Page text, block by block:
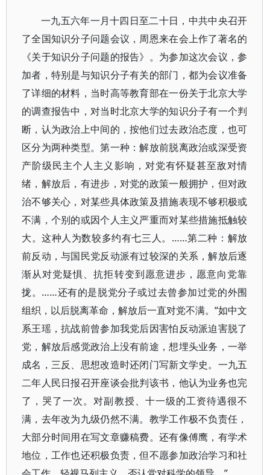
一九五六年一月十四日至二十日，中共中央召开
了全国知识分子问题会议，周恩来在会上作了著名的
《关于知识分子问题的报告》。为参加这次会议，参
加者，特别是与知识分子有关的部门，都为会议准备
了详细的材料，当时高等教育部在一份关于北京大学
的调查报告中，对当时北京大学的知识分子有一个判
断，认为政治上中间的，按他们过去政治态度，也可
区分为两种类型。第一种：解放前脱离政治或深受资
产阶级民主个人主义影响，对党有怀疑甚至敌对情
绪，解放后，有进步，对党的政策一般拥护，但对政
治不够关心，对某些具体政策及措施表现不够积极或
不满，个别的或因个人主义严重而对某些措施抵触较
大。这种人为数较多约有七三人。……第二种：解放
前反动，与国民党反动派有过较深的关系，解放后逐
渐从对党疑惧、抗拒转变到愿意进步，愿意向党靠
拢。……还有的是脱党分子或过去曾参加过党的外围
组织，以后脱离革命，解放后一直对党不满。“如中文
系王瑶，抗战前曾参加我党后因害怕反动派迫害脱了
党，解放后感觉政治上没有前途，想埋头业务，一举
成名，三反、思想改造时还闭门写新文学史。一九五
二年人民日报召开座谈会批判该书，他认为业务也完
了，哭了一次。对副教授、十一级的工资待遇很不
满，去年改为九级仍然不满。教学工作极不负责任，
大部分时间用在写文章赚稿费。还有像傅鹰，有学术
地位，工作也还积极负责，但不愿参加政治学习和社